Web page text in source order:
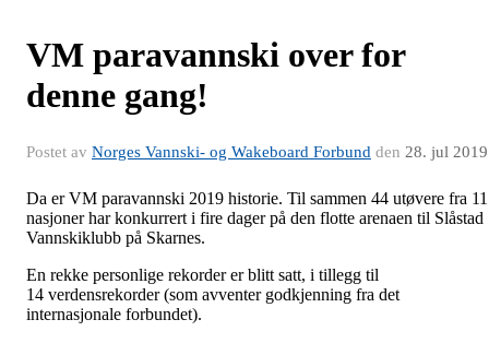
VM paravannski over for
denne gang!
Postet av Norges Vannski- og Wakeboard Forbund den 28. jul 2019
Da er VM paravannski 2019 historie. Til sammen 44 utøvere fra 11
nasjoner har konkurrert i fire dager på den flotte arenaen til Slåstad
Vannskiklubb på Skarnes.
En rekke personlige rekorder er blitt satt, i tillegg til
14 verdensrekorder (som avventer godkjenning fra det
internasjonale forbundet).